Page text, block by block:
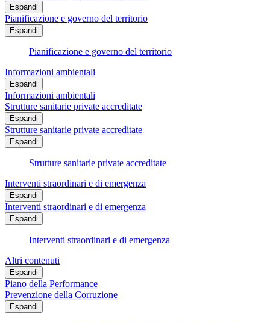
Espandi
Pianificazione e governo del territorio
Espandi
Pianificazione e governo del territorio
Informazioni ambientali
Espandi
Informazioni ambientali
Strutture sanitarie private accreditate
Espandi
Strutture sanitarie private accreditate
Espandi
Strutture sanitarie private accreditate
Interventi straordinari e di emergenza
Espandi
Interventi straordinari e di emergenza
Espandi
Interventi straordinari e di emergenza
Altri contenuti
Espandi
Piano della Performance
Prevenzione della Corruzione
Espandi